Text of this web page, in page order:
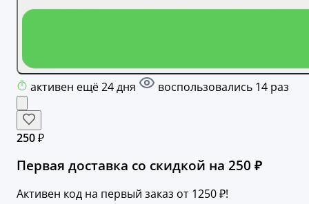
активен ещё 24 дня воспользовались 14 раз
250 ₽
Первая доставка со скидкой на 250 ₽
Активен код на первый заказ от 1250 ₽!